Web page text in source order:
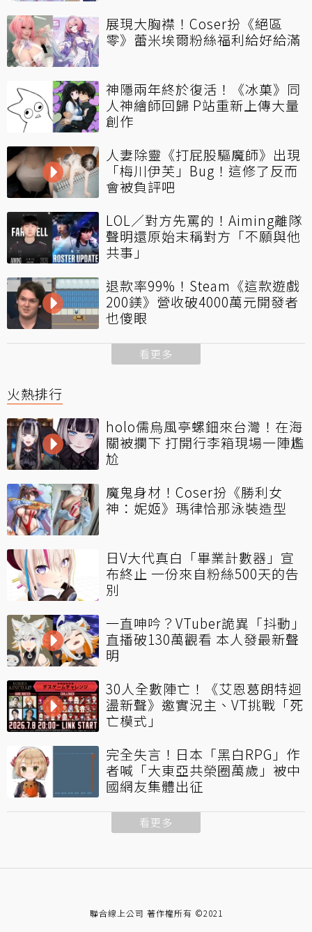
展現大胸襟！Coser扮《絕區
零》蕾米埃爾粉絲福利給好給滿
神隱兩年終於復活！《冰菓》同
人神繪師回歸 P站重新上傳大量
創作
人妻除靈《打屁股驅魔師》出現
「梅川伊芙」Bug！這修了反而
會被負評吧
LOL／對方先罵的！Aiming離隊
聲明還原始末稱對方「不願與他
共事」
退款率99%！Steam《這款遊戲
200鎂》營收破4000萬元開發者
也傻眼
看更多
火熱排行
holo儒烏風亭螺鈿來台灣！在海
關被攔下 打開行李箱現場一陣尷
尬
魔鬼身材！Coser扮《勝利女
神：妮姬》瑪律恰那泳裝造型
日V大代真白「畢業計數器」宣
布終止 一份來自粉絲500天的告
別
一直呻吟？VTuber詭異「抖動」
直播破130萬觀看 本人發最新聲
明
30人全數陣亡！《艾恩葛朗特迴
盪新聲》邀實況主、VT挑戰「死
亡模式」
完全失言！日本「黑白RPG」作
者喊「大東亞共榮圈萬歲」被中
國網友集體出征
看更多
聯合線上公司 著作權所有 ©2021